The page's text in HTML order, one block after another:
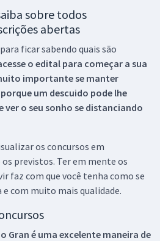
sobre todos
abertas
ficar sabendo quais são
o edital para começar a sua
importante se manter
um descuido pode lhe
ver o seu sonho se distanciando
os concursos em
previstos. Ter em mente os
faz com que você tenha como se
com muito mais qualidade.
Gran é uma excelente maneira de